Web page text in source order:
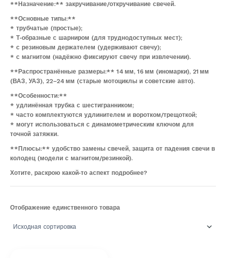
**Назначение:** закручивание/откручивание свечей.
**Основные типы:**
* трубчатые (простые);
* Т‑образные с шарниром (для труднодоступных мест);
* с резиновым держателем (удерживают свечу);
* с магнитом (надёжно фиксируют свечу при извлечении).
**Распространённые размеры:** 14 мм, 16 мм (иномарки), 21 мм
(ВАЗ, УАЗ), 22–24 мм (старые мотоциклы и советские авто).
**Особенности:**
* удлинённая трубка с шестигранником;
* часто комплектуются удлинителем и воротком/трещоткой;
* могут использоваться с динамометрическим ключом для
точной затяжки.
**Плюсы:** удобство замены свечей, защита от падения свечи в
колодец (модели с магнитом/резинкой).
Хотите, раскрою какой‑то аспект подробнее?
Отображение единственного товара